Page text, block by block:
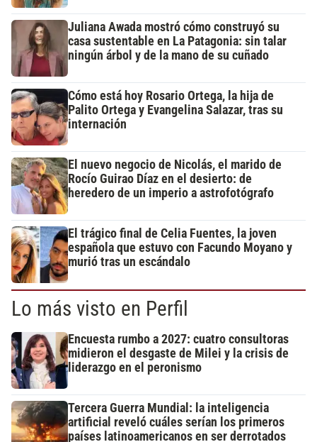
Juliana Awada mostró cómo construyó su
casa sustentable en La Patagonia: sin talar
ningún árbol y de la mano de su cuñado
Cómo está hoy Rosario Ortega, la hija de
Palito Ortega y Evangelina Salazar, tras su
internación
El nuevo negocio de Nicolás, el marido de
Rocío Guirao Díaz en el desierto: de
heredero de un imperio a astrofotógrafo
El trágico final de Celia Fuentes, la joven
española que estuvo con Facundo Moyano y
murió tras un escándalo
Lo más visto en Perfil
Encuesta rumbo a 2027: cuatro consultoras
midieron el desgaste de Milei y la crisis de
liderazgo en el peronismo
Tercera Guerra Mundial: la inteligencia
artificial reveló cuáles serían los primeros
países latinoamericanos en ser derrotados